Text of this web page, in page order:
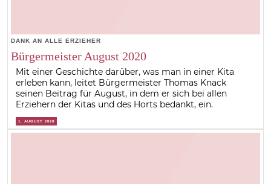
DANK AN ALLE ERZIEHER
Bürgermeister August 2020
Mit einer Geschichte darüber, was man in einer Kita
erleben kann, leitet Bürgermeister Thomas Knack
seinen Beitrag für August, in dem er sich bei allen
Erziehern der Kitas und des Horts bedankt, ein.
1. AUGUST 2020